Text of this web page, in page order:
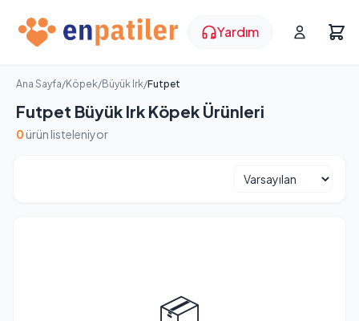
Yardım
Ana Sayfa/Köpek/Büyük Irk/Futpet
Futpet Büyük Irk Köpek Ürünleri
0 ürün listeleniyor